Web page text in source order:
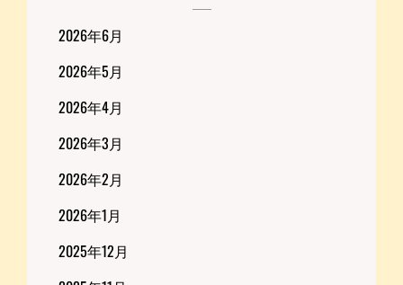
2026年6月
2026年5月
2026年4月
2026年3月
2026年2月
2026年1月
2025年12月